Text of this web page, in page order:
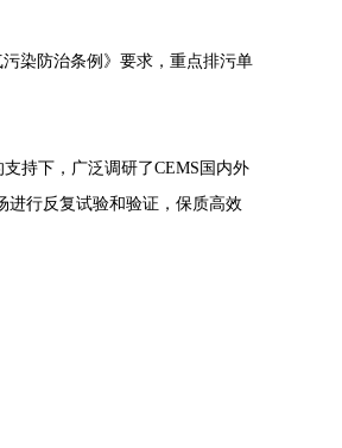
染防治条例》要求，重点排污单
持下，广泛调研了CEMS国内外
进行反复试验和验证，保质高效